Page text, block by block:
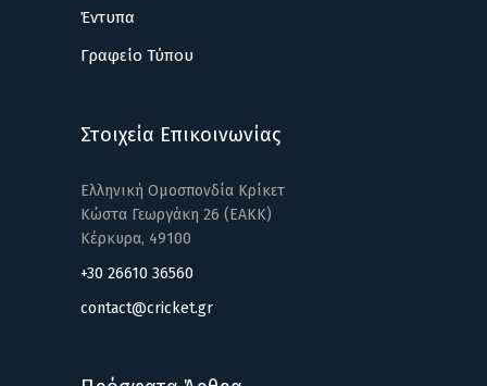
Έντυπα
Γραφείο Τύπου
Στοιχεία Επικοινωνίας
Ελληνική Ομοσπονδία Κρίκετ
Κώστα Γεωργάκη 26 (ΕΑΚΚ)
Κέρκυρα, 49100
+30 26610 36560
contact@cricket.gr